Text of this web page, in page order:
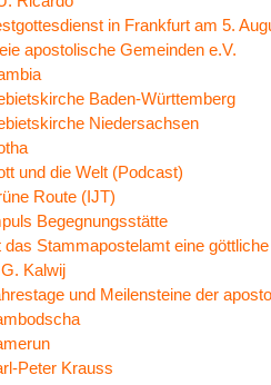
in Frankfurt am 5.
apostolische Gemeinden e.V.
Baden-Württemberg
Niedersachsen
und die Welt (Podcast)
Route (IJT)
Begegnungsstätte
das Stammapostelamt eine
Kalwij
und Meilensteine der
Peter Krauss